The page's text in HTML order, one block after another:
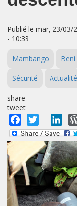
Publié le mar, 23/03/
- 10:38
Mambango Beni
Sécurité Actualité
share
tweet
Facebook
Twitter